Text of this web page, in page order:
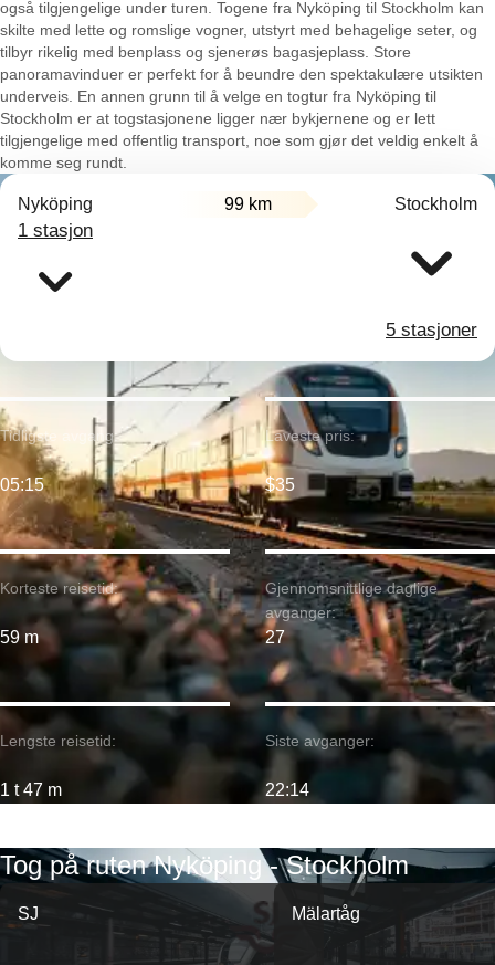
også tilgjengelige under turen. Togene fra Nyköping til Stockholm kan
skilte med lette og romslige vogner, utstyrt med behagelige seter, og
tilbyr rikelig med benplass og sjenerøs bagasjeplass. Store
panoramavinduer er perfekt for å beundre den spektakulære utsikten
underveis. En annen grunn til å velge en togtur fra Nyköping til
Stockholm er at togstasjonene ligger nær bykjernene og er lett
tilgjengelige med offentlig transport, noe som gjør det veldig enkelt å
komme seg rundt.
Nyköping 99 km Stockholm
1 stasjon
5 stasjoner
Korteste reisetid:
59 m
Tidligste avgang:
05:15
Lengste reisetid:
1 t 47 m
Laveste pris:
$35
Gjennomsnittlige daglige
avganger:
27
Siste avganger:
22:14
Tog på ruten Nyköping - Stockholm
SJ Mälartåg